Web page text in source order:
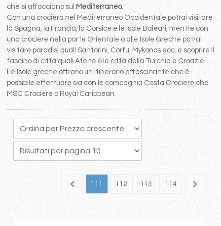
che si affacciano sul Mediterraneo.
Con una crociera nel Mediterraneo Occidentale potrai visitare
la Spagna, la Francia, la Corsice e le Isole Baleari, mentre con
una crociere nella parte Orientale o alle Isole Greche potrai
visitare paradisi quali Santorini, Corfu, Mykonos ecc. e scoprire il
fascino di città quali Atene o le città della Turchia e Croazie.
Le Isole greche offrono un itinerario affascinante che è
possibile effettuare sia con le compagnia Costa Crociere che
MSC Crociere o Royal Caribbean.
110 111 112 113 114 115